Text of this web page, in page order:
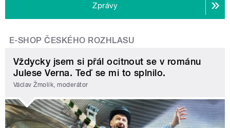
Zprávy
E-SHOP ČESKÉHO ROZHLASU
Vždycky jsem si přál ocitnout se v románu
Julese Verna. Teď se mi to splnilo.
Václav Žmolík, moderátor